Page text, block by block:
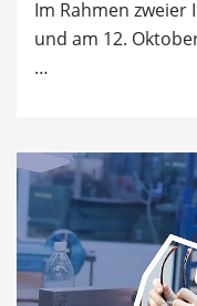
Im Rahmen zweier
und am 12.
…